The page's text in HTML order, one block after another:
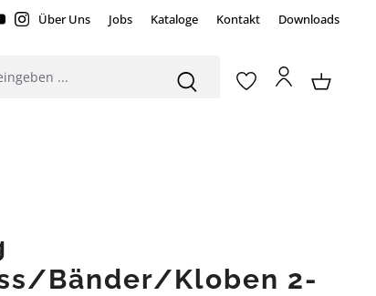
Über Uns Jobs Kataloge Kontakt Downloads
Bänder/Kloben 2-